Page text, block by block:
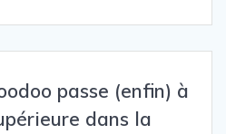
passe (enfin) à
dans la